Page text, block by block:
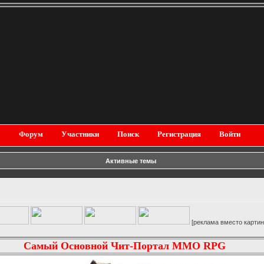
Форум Участники Поиск Регистрация Войти
Активные темы
[реклама вместо картинки]
Самый Основной Чит-Портал MMO RPG